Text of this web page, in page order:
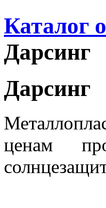
Каталог
Дарсинг
Дарсинг
ценам